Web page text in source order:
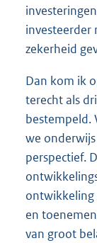
investeerder
zekerheid
Dan kom ik
terecht als
bestempeld.
we
perspectief.
ontwikkeling
en
van groot